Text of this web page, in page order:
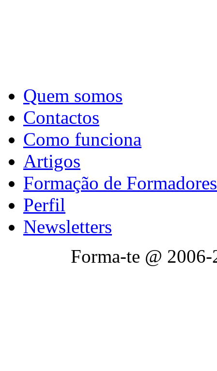
Quem somos
Contactos
Como funciona
Artigos
Formação de Formadores
Perfil
Newsletters
Forma-te @